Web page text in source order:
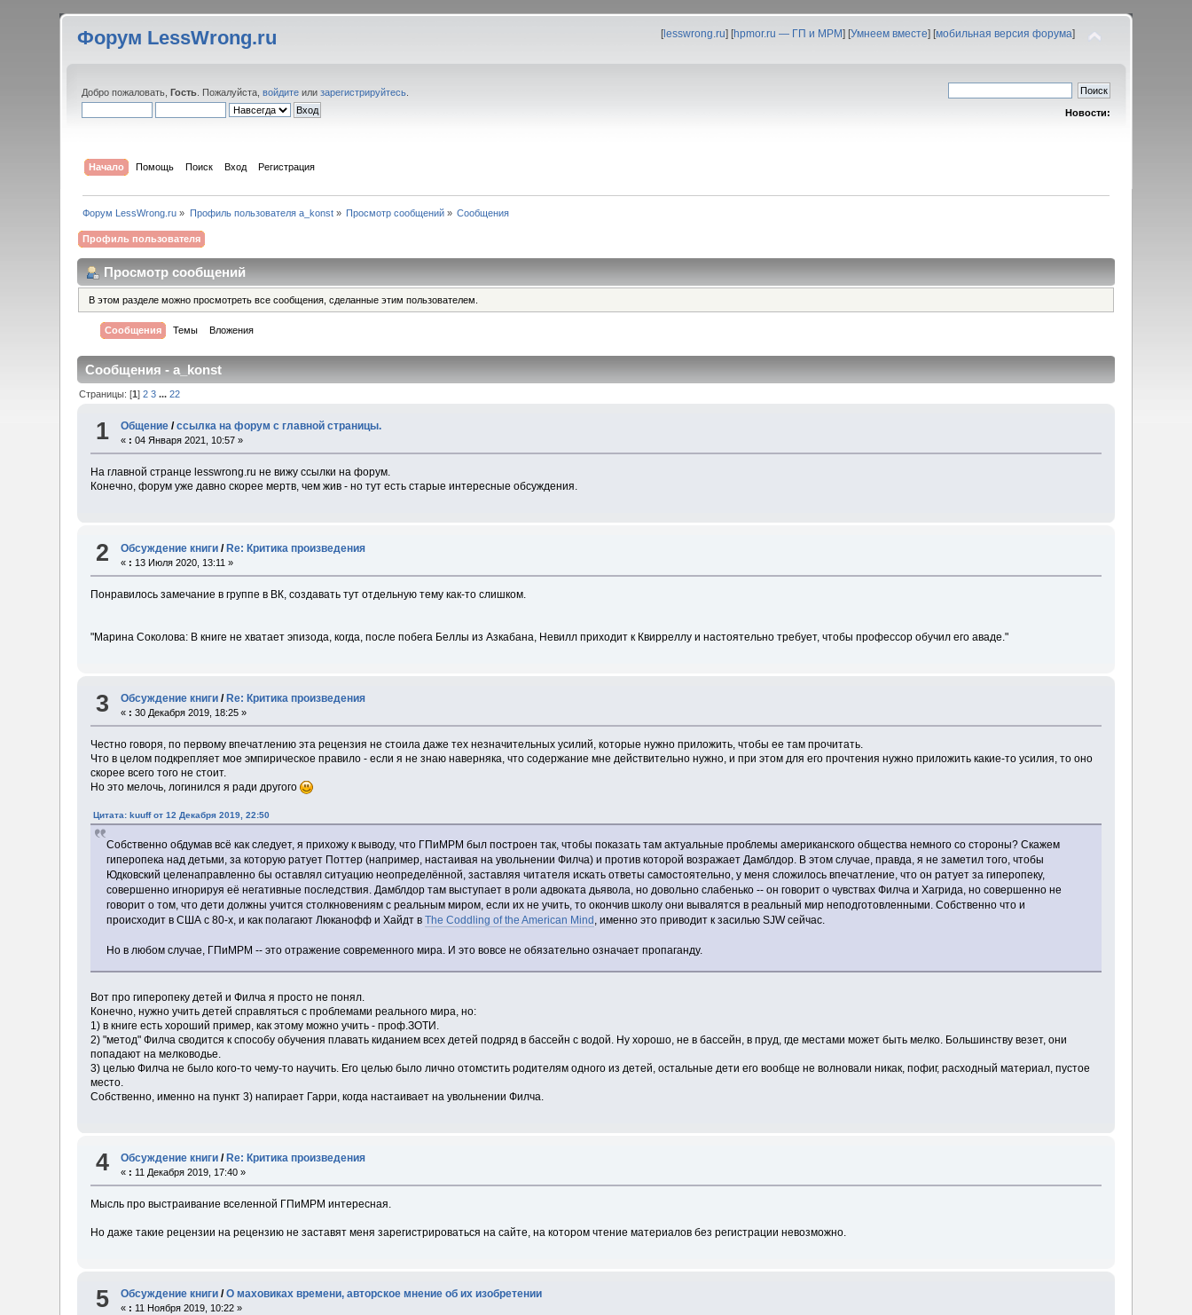
Форум LessWrong.ru [lesswrong.ru] [hpmor.ru — ГП и МРМ] [Умнеем вместе] [мобильная версия форума]
Добро пожаловать,Гость . Пожалуйста,войдите илизарегистрируйтесь
Новости:
Начало Помощь Поиск Вход Регистрация
Форум LessWrong.ru » Профиль пользователя a_konst» Просмотр сообщений » Сообщения
Профиль пользователя
Просмотр сообщений
В этом разделе можно просмотреть все сообщения, сделанные этим пользователем.
Сообщения Темы Вложения
Сообщения - a_konst
Страницы: [1]2 3 ...22
1 Общение /ссылка на форум с главной страницы.
« : 04 Января 2021, 10:57 »
На главной странце lesswrong.ru не вижу ссылки на форум.
Конечно, форум уже давно скорее мертв, чем жив - но тут есть старые интересные обсуждения.
2 Обсуждение книги /Re: Критика произведения
« : 13 Июля 2020, 13:11 »
Понравилось замечание в группе в ВК, создавать тут отдельную тему как-то слишком.
"Марина Соколова: В книге не хватает эпизода, когда, после побега Беллы из Азкабана, Невилл приходит к Квирреллу и настоятельно требует, чтобы профессор обучил его аваде."
3 Обсуждение книги / Re: Критика произведения
« : 30 Декабря 2019, 18:25 »
Честно говоря, по первому впечатлению эта рецензия не стоила даже тех незначительных усилий, которые нужно приложить, чтобы ее там прочитать.
Что в целом подкрепляет мое эмпирическое правило - если я не знаю наверняка, что содержание мне действительно нужно, и при этом для его прочтения нужно приложить какие-то усилия, то оно
скорее всего того не стоит.
Но это мелочь, логинился я ради другого
Цитата: kuuff от 12 Декабря 2019, 22:50
Собственно обдумав всё как следует, я прихожу к выводу, что ГПиМРМ был построен так, чтобы показать там актуальные проблемы американского общества немного со стороны? Скажем
гиперопека над детьми, за которую ратует Поттер (например, настаивая на увольнении Филча) и против которой возражает Дамблдор. В этом случае, правда, я не заметил того, чтобы
Юдковский целенаправленно бы оставлял ситуацию неопределённой, заставляя читателя искать ответы самостоятельно, у меня сложилось впечатление, что он ратует за гиперопеку,
совершенно игнорируя её негативные последствия. Дамблдор там выступает в роли адвоката дьявола, но довольно слабенько -- он говорит о чувствах Филча и Хагрида, но совершенно не
говорит о том, что дети должны учится столкновениям с реальным миром, если их не учить, то окончив школу они вывалятся в реальный мир неподготовленными. Собственно что и
происходит в США с 80-х, и как полагают Люканофф и Хайдт в The Coddling of the American Mind , именно это приводит к засилью SJW сейчас.
Но в любом случае, ГПиМРМ -- это отражение современного мира. И это вовсе не обязательно означает пропаганду.
Вот про гиперопеку детей и Филча я просто не понял.
Конечно, нужно учить детей справляться с проблемами реального мира, но:
1) в книге есть хороший пример, как этому можно учить - проф.ЗОТИ.
2) "метод" Филча сводится к способу обучения плавать киданием всех детей подряд в бассейн с водой. Ну хорошо, не в бассейн, в пруд, где местами может быть мелко. Большинству везет, они
попадают на мелководье.
3) целью Филча не было кого-то чему-то научить. Его целью было лично отомстить родителям одного из детей, остальные дети его вообще не волновали никак, пофиг, расходный материал, пустое
место.
Собственно, именно на пункт 3) напирает Гарри, когда настаивает на увольнении Филча.
4 Обсуждение книги / Re: Критика произведения
« : 11 Декабря 2019, 17:40 »
Мысль про выстраивание вселенной ГПиМРМ интересная.
Но даже такие рецензии на рецензию не заставят меня зарегистрироваться на сайте, на котором чтение материалов без регистрации невозможно.
5 Обсуждение книги /О маховиках времени, авторское мнение об их изобретении
« : 11 Ноября 2019, 10:22 »